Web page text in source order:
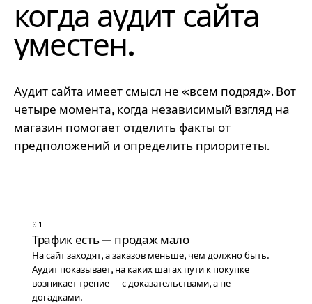
когда аудит сайта
уместен.
Аудит сайта имеет смысл не «всем подряд». Вот
четыре момента, когда независимый взгляд на
магазин помогает отделить факты от
предположений и определить приоритеты.
01
Трафик есть — продаж мало
На сайт заходят, а заказов меньше, чем должно быть.
Аудит показывает, на каких шагах пути к покупке
возникает трение — с доказательствами, а не
догадками.